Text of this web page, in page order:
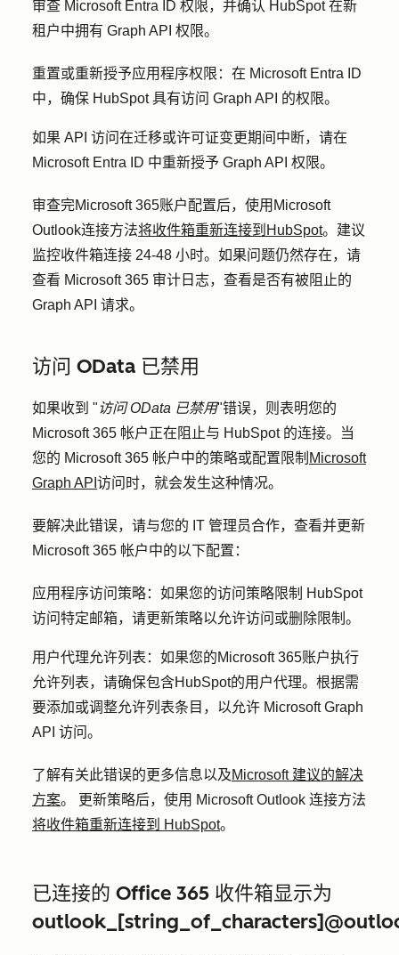
审查 Microsoft Entra ID 权限，并确认 HubSpot 在新
租户中拥有 Graph API 权限。
重置或重新授予应用程序权限： 在 Microsoft Entra ID
中，确保 HubSpot 具有访问 Graph API 的权限。
如果 API 访问在迁移或许可证变更期间中断，请在
Microsoft Entra ID 中重新授予 Graph API 权限。
审查完Microsoft 365账户配置后，使用Microsoft
Outlook连接方法将收件箱重新连接到HubSpot。建议
监控收件箱连接 24-48 小时。如果问题仍然存在，请
查看 Microsoft 365 审计日志，查看是否有被阻止的
Graph API 请求。
访问 OData 已禁用
如果收到 "访问 OData 已禁用"错误，则表明您的
Microsoft 365 帐户正在阻止与 HubSpot 的连接。当
您的 Microsoft 365 帐户中的策略或配置限制 Microsoft
Graph API 访问时，就会发生这种情况。
要解决此错误，请与您的 IT 管理员合作，查看并更新
Microsoft 365 帐户中的以下配置：
应用程序访问策略： 如果您的访问策略限制 HubSpot
访问特定邮箱，请更新策略以允许访问或删除限制。
用户代理允许列表： 如果您的Microsoft 365账户执行
允许列表，请确保包含HubSpot的用户代理。根据需
要添加或调整允许列表条目，以允许 Microsoft Graph
API 访问。
了解有关此错误的更多信息以及Microsoft 建议的解决
方案。 更新策略后，使用 Microsoft Outlook 连接方法
将收件箱重新连接到 HubSpot。
已连接的 Office 365 收件箱显示为